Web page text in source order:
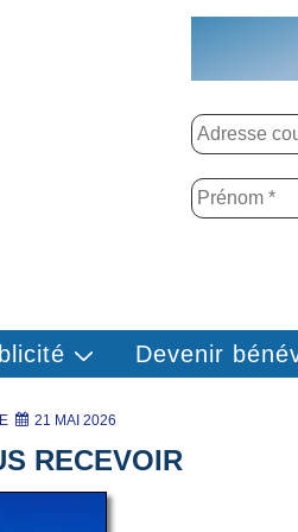
Devenir
21 MAI 2026
RECEVOIR